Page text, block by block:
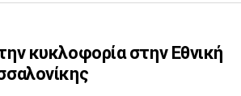
κυκλοφορία στην Εθνική